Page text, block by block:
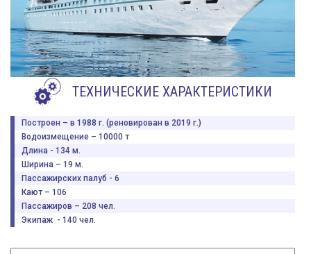
ТЕХНИЧЕСКИЕ ХАРАКТЕРИСТИКИ
Построен – в 1988 г. (реновирован в 2019 г.)
Водоизмещение – 10000 т
Длина - 134 м.
Ширина – 19 м.
Пассажирских палуб - 6
Кают – 106
Пассажиров – 208 чел.
Экипаж - 140 чел.